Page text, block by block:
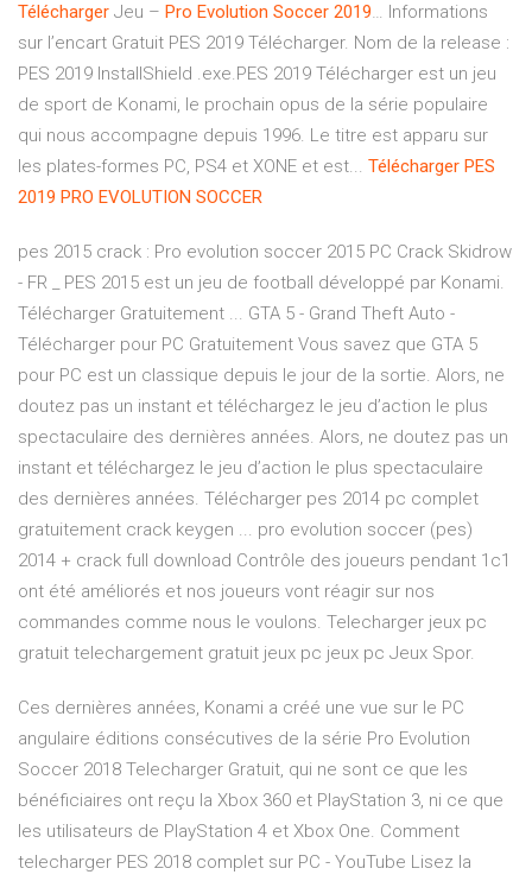
Télécharger Jeu – Pro Evolution Soccer 2019… Informations
sur l’encart Gratuit PES 2019 Télécharger. Nom de la release :
PES 2019 InstallShield .exe.PES 2019 Télécharger est un jeu
de sport de Konami, le prochain opus de la série populaire
qui nous accompagne depuis 1996. Le titre est apparu sur
les plates-formes PC, PS4 et XONE et est... Télécharger PES
2019 PRO EVOLUTION SOCCER
pes 2015 crack : Pro evolution soccer 2015 PC Crack Skidrow
- FR _ PES 2015 est un jeu de football développé par Konami.
Télécharger Gratuitement ... GTA 5 - Grand Theft Auto -
Télécharger pour PC Gratuitement Vous savez que GTA 5
pour PC est un classique depuis le jour de la sortie. Alors, ne
doutez pas un instant et téléchargez le jeu d’action le plus
spectaculaire des dernières années. Alors, ne doutez pas un
instant et téléchargez le jeu d’action le plus spectaculaire
des dernières années. Télécharger pes 2014 pc complet
gratuitement crack keygen ... pro evolution soccer (pes)
2014 + crack full download Contrôle des joueurs pendant 1c1
ont été améliorés et nos joueurs vont réagir sur nos
commandes comme nous le voulons. Telecharger jeux pc
gratuit telechargement gratuit jeux pc jeux pc Jeux Spor.
Ces dernières années, Konami a créé une vue sur le PC
angulaire éditions consécutives de la série Pro Evolution
Soccer 2018 Telecharger Gratuit, qui ne sont ce que les
bénéficiaires ont reçu la Xbox 360 et PlayStation 3, ni ce que
les utilisateurs de PlayStation 4 et Xbox One. Comment
telecharger PES 2018 complet sur PC - YouTube Lisez la